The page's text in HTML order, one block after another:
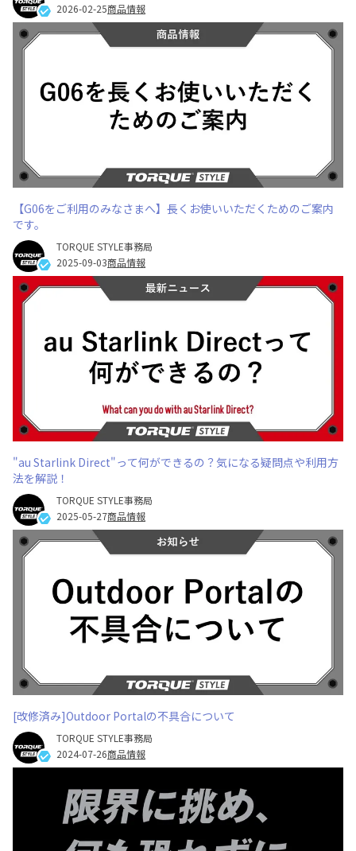
2026-02-25商品情報
【G06をご利用のみなさまへ】長くお使いいただくためのご案内
です。
TORQUE STYLE事務局
2025-09-03商品情報
"au Starlink Direct"って何ができるの？気になる疑問点や利用方
法を解説！
TORQUE STYLE事務局
2025-05-27商品情報
[改修済み]Outdoor Portalの不具合について
TORQUE STYLE事務局
2024-07-26商品情報